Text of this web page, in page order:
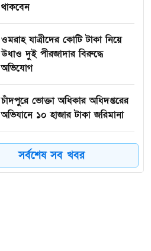
থাকবেন
ওমরাহ যাত্রীদের কোটি টাকা নিয়ে
উধাও দুই পীরজাদার বিরুদ্ধে
অভিযোগ
চাঁদপুরে ভোক্তা অধিকার অধিদপ্তরের
অভিযানে ১০ হাজার টাকা জরিমানা
চাঁদপুরে যাত্রীবাহী বাসের ধাক্কায় এক
বৃদ্ধা নিহত
সর্বশেষ সব খবর